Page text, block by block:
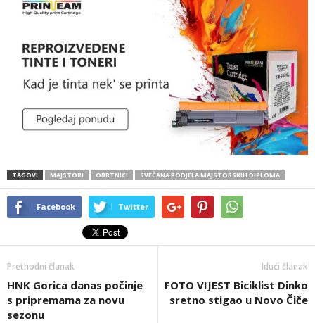
TAGOVI MAJSTORI OBRTNICI SVEČANA PODJELA MAJSTORSKIH DIPLOMA
Facebook Twitter
Prethodni članak
HNK Gorica danas počinje
s pripremama za novu
sezonu
Idući članak
FOTO VIJEST Biciklist Dinko
sretno stigao u Novo Čiče